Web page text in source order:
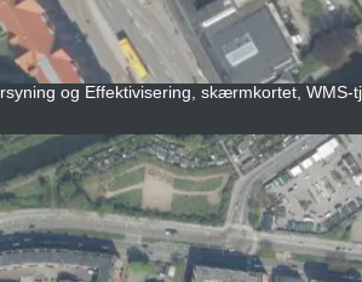
og Effektivisering, skærmkortet,